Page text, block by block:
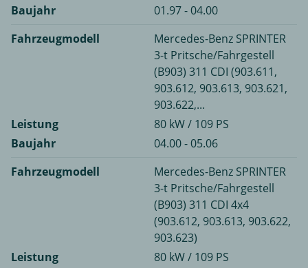
Baujahr
01.97 - 04.00
Fahrzeugmodell
Mercedes-Benz SPRINTER
3-t Pritsche/Fahrgestell
(B903) 311 CDI (903.611,
903.612, 903.613, 903.621,
903.622,...
Leistung
80 kW / 109 PS
Baujahr
04.00 - 05.06
Fahrzeugmodell
Mercedes-Benz SPRINTER
3-t Pritsche/Fahrgestell
(B903) 311 CDI 4x4
(903.612, 903.613, 903.622,
903.623)
Leistung
80 kW / 109 PS